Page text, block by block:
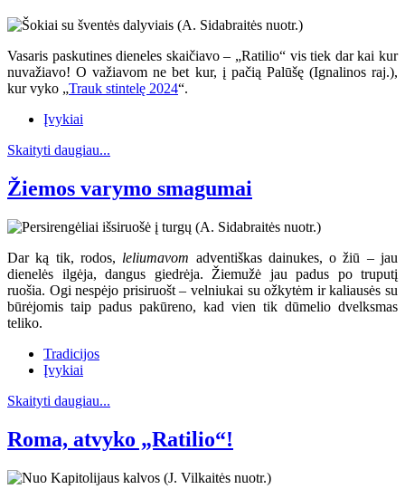
Vasaris paskutines dieneles skaičiavo – „Ratilio“ vis tiek dar kai kur
nuvažiavo! O važiavom ne bet kur, į pačią Palūšę (Ignalinos raj.),
kur vyko „Trauk stintelę 2024“.
Įvykiai
Skaityti daugiau...
Žiemos varymo smagumai
Dar ką tik, rodos, leliumavom adventiškas dainukes, o žiū – jau
dienelės ilgėja, dangus giedrėja. Žiemužė jau padus po truputį
ruošia. Ogi nespėjo prisiruošt – velniukai su ožkytėm ir kaliausės su
būrėjomis taip padus pakūreno, kad vien tik dūmelio dvelksmas
teliko.
Tradicijos
Įvykiai
Skaityti daugiau...
Roma, atvyko „Ratilio“!